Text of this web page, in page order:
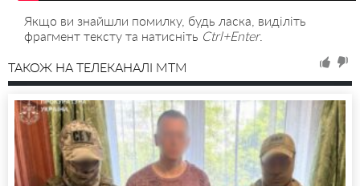
Якщо ви знайшли помилку, будь ласка, виділіть
фрагмент тексту та натисніть Ctrl+Enter.
ТАКОЖ НА ТЕЛЕКАНАЛІ MTM